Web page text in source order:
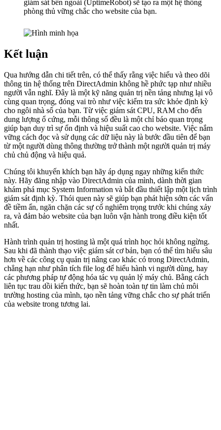
giám sát bên ngoài (UptimeRobot) sẽ tạo ra một hệ thống
phòng thủ vững chắc cho website của bạn.
Kết luận
Qua hướng dẫn chi tiết trên, có thể thấy rằng việc hiểu và theo dõi
thông tin hệ thống trên DirectAdmin không hề phức tạp như nhiều
người vẫn nghĩ. Đây là một kỹ năng quản trị nền tảng nhưng lại vô
cùng quan trọng, đóng vai trò như việc kiểm tra sức khỏe định kỳ
cho ngôi nhà số của bạn. Từ việc giám sát CPU, RAM cho đến
dung lượng ổ cứng, mỗi thông số đều là một chỉ báo quan trọng
giúp bạn duy trì sự ổn định và hiệu suất cao cho website. Việc nắm
vững cách đọc và sử dụng các dữ liệu này là bước đầu tiên để bạn
từ một người dùng thông thường trở thành một người quản trị máy
chủ chủ động và hiệu quả.
Chúng tôi khuyến khích bạn hãy áp dụng ngay những kiến thức
này. Hãy đăng nhập vào DirectAdmin của mình, dành thời gian
khám phá mục System Information và bắt đầu thiết lập một lịch trình
giám sát định kỳ. Thói quen này sẽ giúp bạn phát hiện sớm các vấn
đề tiềm ẩn, ngăn chặn các sự cố nghiêm trọng trước khi chúng xảy
ra, và đảm bảo website của bạn luôn vận hành trong điều kiện tốt
nhất.
Hành trình quản trị hosting là một quá trình học hỏi không ngừng.
Sau khi đã thành thạo việc giám sát cơ bản, bạn có thể tìm hiểu sâu
hơn về các công cụ quản trị nâng cao khác có trong DirectAdmin,
chẳng hạn như phân tích file log để hiểu hành vi người dùng, hay
các phương pháp tự động hóa tác vụ quản lý máy chủ. Bằng cách
liên tục trau dồi kiến thức, bạn sẽ hoàn toàn tự tin làm chủ môi
trường hosting của mình, tạo nền tảng vững chắc cho sự phát triển
của website trong tương lai.